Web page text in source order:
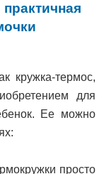
кружка-термос,
для
Ее можно
просто